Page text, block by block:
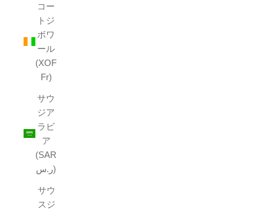
コー
トジ
ボワ
ール
(XOF
Fr)
サウ
ジア
ラビ
ア
(SAR
ر.س)
サウ
スジ